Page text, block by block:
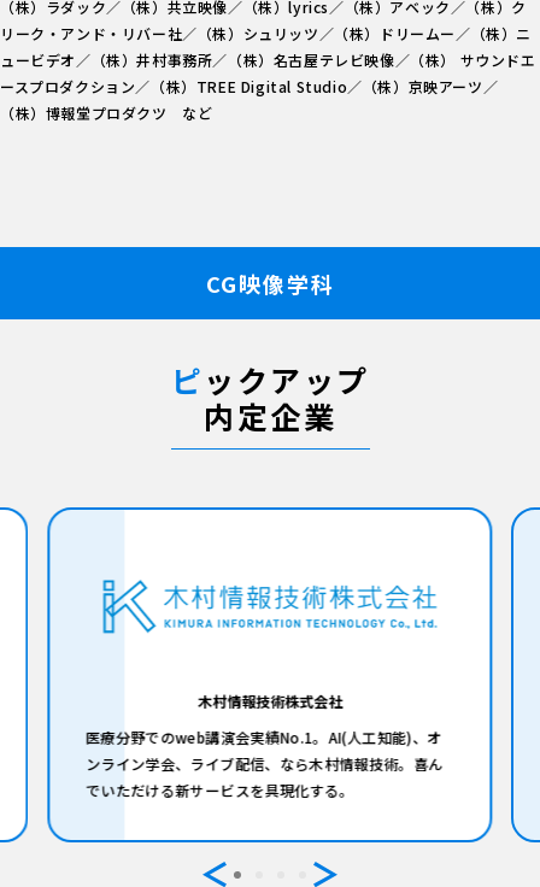
（株）ラダック／（株）共立映像／（株）lyrics／（株）アベック／（株）ク
リーク・アンド・リバー社／（株）シュリッツ／（株）ドリームー／（株）ニ
ュービデオ／（株）井村事務所／（株）名古屋テレビ映像／（株） サウンドエ
ースプロダクション／（株）TREE Digital Studio／（株）京映アーツ／
（株）博報堂プロダクツ など
CG映像学科
ピックアップ
内定企業
木村情報技術株式会社
医療分野でのweb講演会実績No.1。AI(人工知能)、オ
ンライン学会、ライブ配信、なら木村情報技術。喜ん
でいただける新サービスを具現化する。